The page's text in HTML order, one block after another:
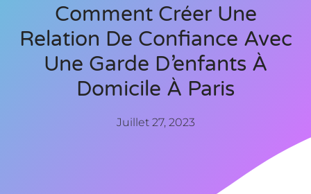
Comment Créer Une
Relation De Confiance Avec
Une Garde D’enfants À
Domicile À Paris
Juillet 27, 2023